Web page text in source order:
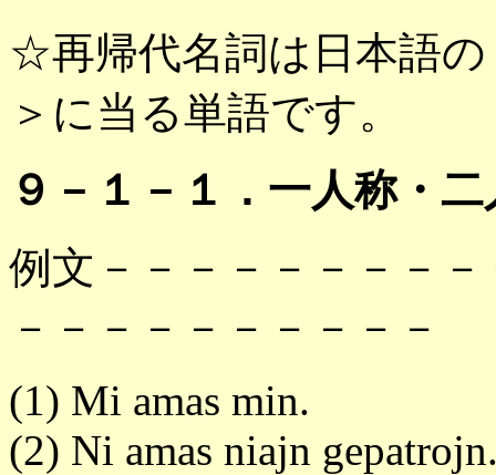
☆再帰代名詞は日本語
＞に当る単語です。
９－１－１．一人称・
例文－－－－－－－－
－－－－－－－－－－
(1) Mi amas min.
(2) Ni amas niajn